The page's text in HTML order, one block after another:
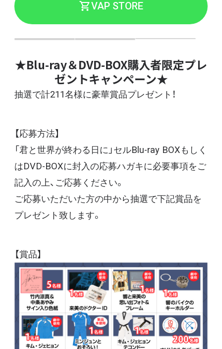
VAP STORE
★Blu-ray＆DVD-BOX購入者限定プレ
ゼントキャンペーン★
抽選で計211名様に豪華賞品プレゼント！
【応募方法】
「君と世界が終わる日に」セルBlu-ray BOXもしく
はDVD-BOXに封入の応募ハガキに必要事項をご
記入の上、ご応募ください。
ご応募いただいた方の中から抽選で下記賞品を
プレゼント致します。
【賞品】